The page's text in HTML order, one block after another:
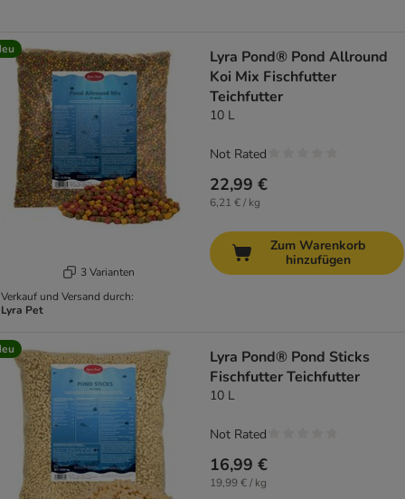
3 Varianten
Verkauf und Versand durch:
Lyra Pet
Lyra Pond® Pond Allround
Koi Mix Fischfutter
Teichfutter
10 L
22,99 €
6,21 € / kg
Not Rated
Zum Warenkorb
hinzufügen
Lyra Pond® Pond Sticks
Fischfutter Teichfutter
10 L
16,99 €
19,99 € / kg
Not Rated